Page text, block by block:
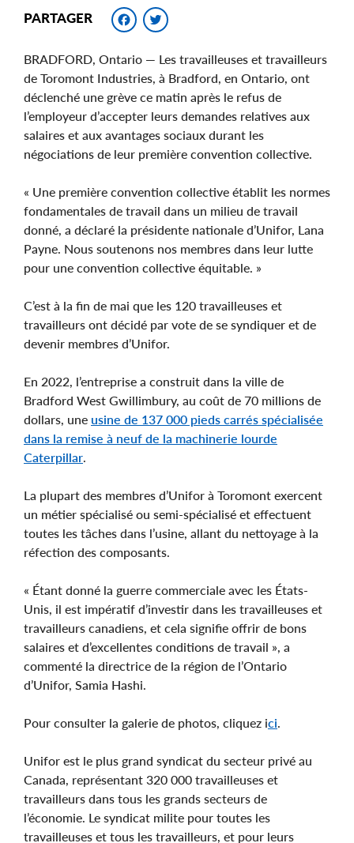
PARTAGER Facebook
BRADFORD, Ontario — Les travailleuses et travailleurs
de Toromont Industries, à Bradford, en Ontario, ont
déclenché une grève ce matin après le refus de
l’employeur d’accepter leurs demandes relatives aux
salaires et aux avantages sociaux durant les
négociations de leur première convention collective.
« Une première convention collective établit les normes
fondamentales de travail dans un milieu de travail
donné, a déclaré la présidente nationale d’Unifor, Lana
Payne. Nous soutenons nos membres dans leur lutte
pour une convention collective équitable. »
C’est à la fin de mai que les 120 travailleuses et
travailleurs ont décidé par vote de se syndiquer et de
devenir membres d’Unifor.
En 2022, l’entreprise a construit dans la ville de
Bradford West Gwillimbury, au coût de 70 millions de
dollars, une usine de 137 000 pieds carrés spécialisée
dans la remise à neuf de la machinerie lourde
Caterpillar
La plupart des membres d’Unifor à Toromont exercent
un métier spécialisé ou semi-spécialisé et effectuent
toutes les tâches dans l’usine, allant du nettoyage à la
réfection des composants.
« Étant donné la guerre commerciale avec les États-
Unis, il est impératif d’investir dans les travailleuses et
travailleurs canadiens, et cela signifie offrir de bons
salaires et d’excellentes conditions de travail », a
commenté la directrice de la région de l’Ontario
d’Unifor, Samia Hashi.
Pour consulter la galerie de photos, cliquez ici
Unifor est le plus grand syndicat du secteur privé au
Canada, représentant 320 000 travailleuses et
travailleurs dans tous les grands secteurs de
l’économie. Le syndicat milite pour toutes les
travailleuses et tous les travailleurs, et pour leurs